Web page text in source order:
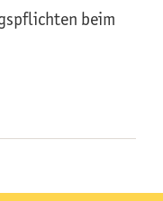
beim